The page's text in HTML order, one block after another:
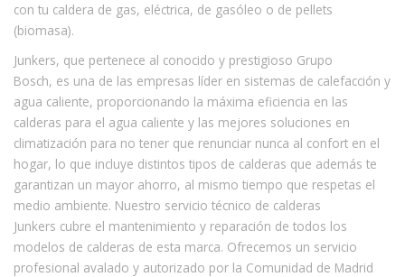
con tu caldera de gas, eléctrica, de gasóleo o de pellets
(biomasa).
Junkers, que pertenece al conocido y prestigioso Grupo
Bosch, es una de las empresas líder en sistemas de calefacción y
agua caliente, proporcionando la máxima eficiencia en las
calderas para el agua caliente y las mejores soluciones en
climatización para no tener que renunciar nunca al confort en el
hogar, lo que incluye distintos tipos de calderas que además te
garantizan un mayor ahorro, al mismo tiempo que respetas el
medio ambiente. Nuestro servicio técnico de calderas
Junkers cubre el mantenimiento y reparación de todos los
modelos de calderas de esta marca. Ofrecemos un servicio
profesional avalado y autorizado por la Comunidad de Madrid